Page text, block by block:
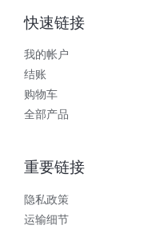
快速链接
我的帐户
结账
购物车
全部产品
重要链接
隐私政策
运输细节